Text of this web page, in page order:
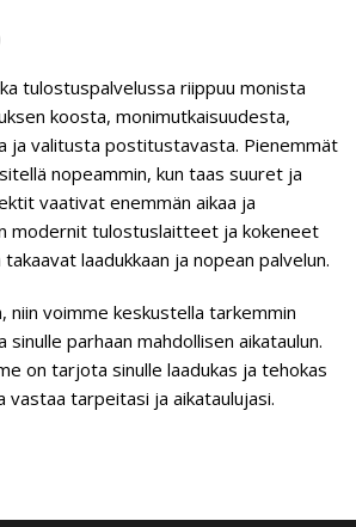
tulostuspalvelussa riippuu monista
koosta, monimutkaisuudesta,
ja valitusta postitustavasta. Pienemmät
nopeammin, kun taas suuret ja
vaativat enemmän aikaa ja
modernit tulostuslaitteet ja kokeneet
laadukkaan ja nopean palvelun.
niin voimme keskustella tarkemmin
parhaan mahdollisen aikataulun.
on tarjota sinulle laadukas ja tehokas
vastaa tarpeitasi ja aikataulujasi.